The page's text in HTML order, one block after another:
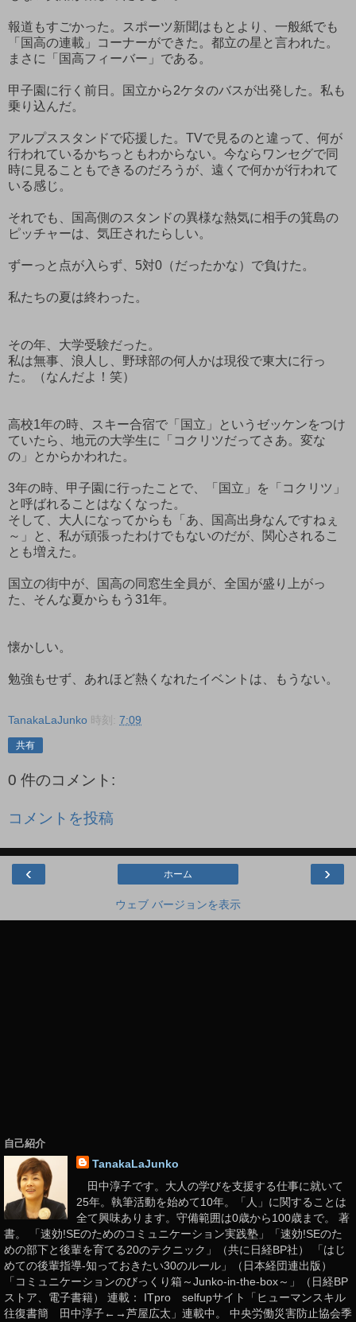
報道もすごかった。スポーツ新聞はもとより、一般紙でも
「国高の連載」コーナーができた。都立の星と言われた。
まさに「国高フィーバー」である。
甲子園に行く前日。国立から2ケタのバスが出発した。私も
乗り込んだ。
アルプススタンドで応援した。TVで見るのと違って、何が
行われているかちっともわからない。今ならワンセグで同
時に見ることもできるのだろうが、遠くで何かが行われて
いる感じ。
それでも、国高側のスタンドの異様な熱気に相手の箕島の
ピッチャーは、気圧されたらしい。
ずーっと点が入らず、5対0（だったかな）で負けた。
私たちの夏は終わった。
その年、大学受験だった。
私は無事、浪人し、野球部の何人かは現役で東大に行っ
た。（なんだよ！笑）
高校1年の時、スキー合宿で「国立」というゼッケンをつけ
ていたら、地元の大学生に「コクリツだってさあ。変な
の」とからかわれた。
3年の時、甲子園に行ったことで、「国立」を「コクリツ」
と呼ばれることはなくなった。
そして、大人になってからも「あ、国高出身なんですねぇ
～」と、私が頑張ったわけでもないのだが、関心されるこ
とも増えた。
国立の街中が、国高の同窓生全員が、全国が盛り上がっ
た、そんな夏からもう31年。
懐かしい。
勉強もせず、あれほど熱くなれたイベントは、もうない。
TanakaLaJunko 時刻: 7:09
共有
0 件のコメント:
コメントを投稿
‹ ›
ホーム
ウェブ バージョンを表示
自己紹介
TanakaLaJunko
田中淳子です。大人の学びを支援する仕事に就いて
25年。執筆活動を始めて10年。「人」に関することは
全て興味あります。守備範囲は0歳から100歳まで。 著
書。 「速効!SEのためのコミュニケーション実践塾」「速効!SEのた
めの部下と後輩を育てる20のテクニック」（共に日経BP社） 「はじ
めての後輩指導-知っておきたい30のルール」（日本経団連出版）
「コミュニケーションのびっくり箱～Junko-in-the-box～」（日経BP
ストア、電子書籍） 連載： ITpro selfupサイト「ヒューマンスキル
往復書簡 田中淳子←→芦屋広太」連載中。 中央労働災害防止協会季